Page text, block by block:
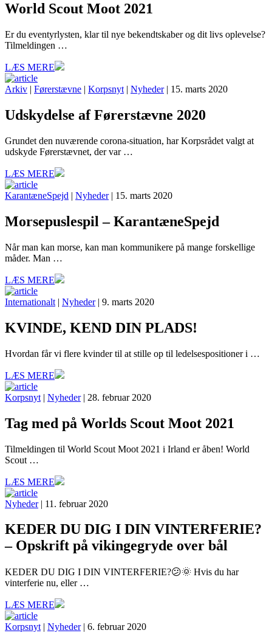
World Scout Moot 2021
Er du eventyrlysten, klar til nye bekendtskaber og dit livs oplevelse?
Tilmeldingen …
LÆS MERE
Arkiv | Førerstævne | Korpsnyt | Nyheder| 15. marts 2020
Udskydelse af Førerstævne 2020
Grundet den nuværende corona-situation, har Korpsrådet valgt at
udskyde Førerstævnet, der var …
LÆS MERE
KarantæneSpejd | Nyheder| 15. marts 2020
Morsepuslespil – KarantæneSpejd
Når man kan morse, kan man kommunikere på mange forskellige
måder. Man …
LÆS MERE
Internationalt | Nyheder| 9. marts 2020
KVINDE, KEND DIN PLADS!
Hvordan får vi flere kvinder til at stille op til ledelsespositioner i …
LÆS MERE
Korpsnyt | Nyheder| 28. februar 2020
Tag med på Worlds Scout Moot 2021
Tilmeldingen til World Scout Moot 2021 i Irland er åben! World
Scout …
LÆS MERE
Nyheder| 11. februar 2020
KEDER DU DIG I DIN VINTERFERIE?
– Opskrift på vikingegryde over bål
KEDER DU DIG I DIN VINTERFERIE?😕🌞 Hvis du har
vinterferie nu, eller …
LÆS MERE
Korpsnyt | Nyheder| 6. februar 2020